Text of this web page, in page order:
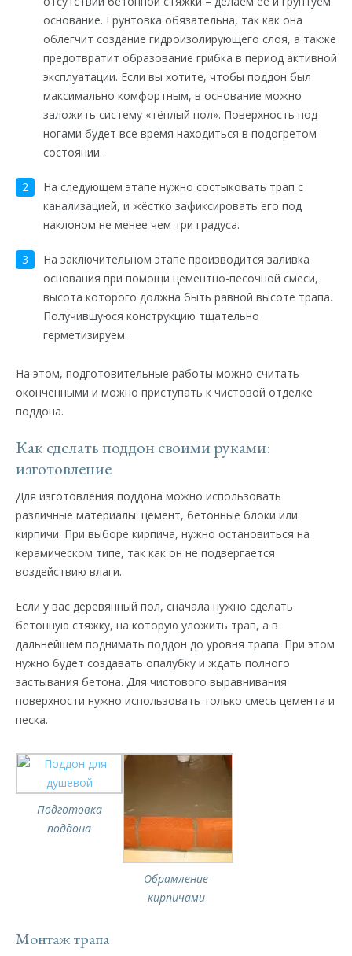
основание. Грунтовка обязательна, так как она
облегчит создание гидроизолирующего слоя, а также
предотвратит образование грибка в период активной
эксплуатации. Если вы хотите, чтобы поддон был
максимально комфортным, в основание можно
заложить систему «тёплый пол». Поверхность под
ногами будет все время находиться в подогретом
состоянии.
На следующем этапе нужно состыковать трап с
канализацией, и жёстко зафиксировать его под
наклоном не менее чем три градуса.
На заключительном этапе производится заливка
основания при помощи цементно-песочной смеси,
высота которого должна быть равной высоте трапа.
Получившуюся конструкцию тщательно
герметизируем.
На этом, подготовительные работы можно считать
оконченными и можно приступать к чистовой отделке
поддона.
Как сделать поддон своими руками:
изготовление
Для изготовления поддона можно использовать
различные материалы: цемент, бетонные блоки или
кирпичи. При выборе кирпича, нужно остановиться на
керамическом типе, так как он не подвергается
воздействию влаги.
Если у вас деревянный пол, сначала нужно сделать
бетонную стяжку, на которую уложить трап, а в
дальнейшем поднимать поддон до уровня трапа. При этом
нужно будет создавать опалубку и ждать полного
застывания бетона. Для чистового выравнивания
поверхности нужно использовать только смесь цемента и
песка.
Подготовка
поддона
Обрамление
кирпичами
Монтаж трапа